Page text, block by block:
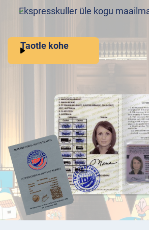
Ekspresskuller üle kogu
Taotle kohe